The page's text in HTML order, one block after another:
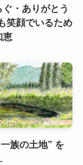
・ありがとう
笑顔でいるため
恵
族の土地” を